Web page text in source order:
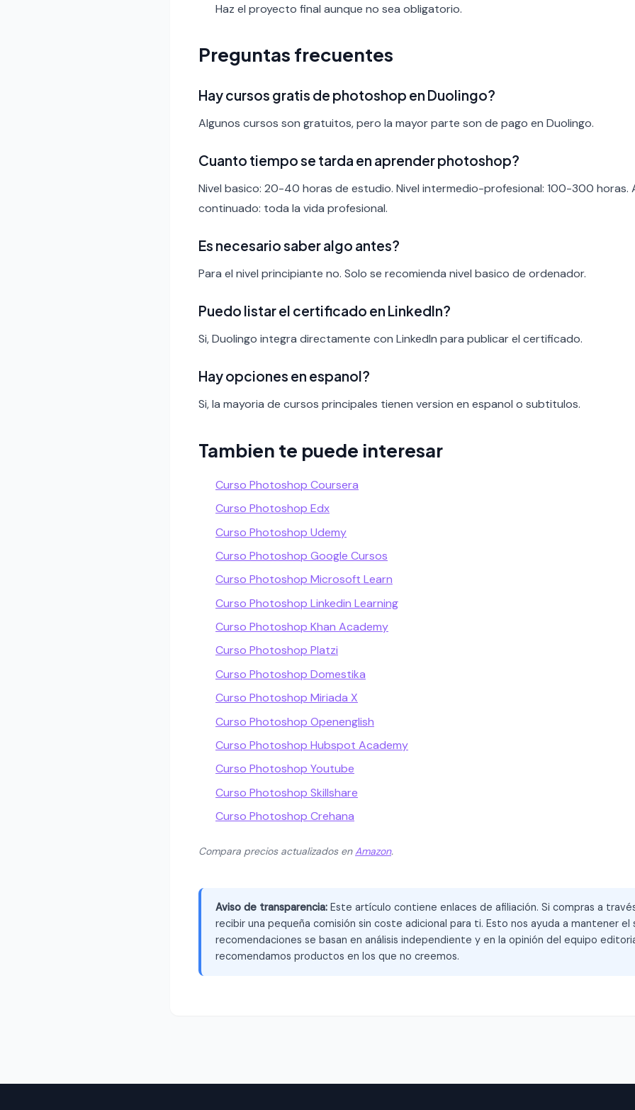
Haz el proyecto final aunque no sea obligatorio.
Preguntas frecuentes
Hay cursos gratis de photoshop en Duolingo?
Algunos cursos son gratuitos, pero la mayor parte son de pago en Duolingo.
Cuanto tiempo se tarda en aprender photoshop?
Nivel basico: 20-40 horas de estudio. Nivel intermedio-profesional: 100-300 horas.
continuado: toda la vida profesional.
Es necesario saber algo antes?
Para el nivel principiante no. Solo se recomienda nivel basico de ordenador.
Puedo listar el certificado en LinkedIn?
Si, Duolingo integra directamente con LinkedIn para publicar el certificado.
Hay opciones en espanol?
Si, la mayoria de cursos principales tienen version en espanol o subtitulos.
Tambien te puede interesar
Curso Photoshop Coursera
Curso Photoshop Edx
Curso Photoshop Udemy
Curso Photoshop Google Cursos
Curso Photoshop Microsoft Learn
Curso Photoshop Linkedin Learning
Curso Photoshop Khan Academy
Curso Photoshop Platzi
Curso Photoshop Domestika
Curso Photoshop Miriada X
Curso Photoshop Openenglish
Curso Photoshop Hubspot Academy
Curso Photoshop Youtube
Curso Photoshop Skillshare
Curso Photoshop Crehana
Compara precios actualizados enAmazon.
Aviso de transparencia: Este artículo contiene enlaces de afiliación. Si compras a
recibir una pequeña comisión sin coste adicional para ti. Esto nos ayuda a mantener el
recomendaciones se basan en análisis independiente y en la opinión del equipo
recomendamos productos en los que no creemos.